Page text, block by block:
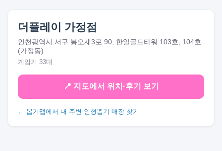
더플레이 가정점
인천광역시 서구 봉오재3로 90, 한일골드타워 103호, 104호
(가정동)
게임기 33대
📍 지도에서 위치·후기 보기
← 뽑기맵에서 내 주변 인형뽑기 매장 찾기